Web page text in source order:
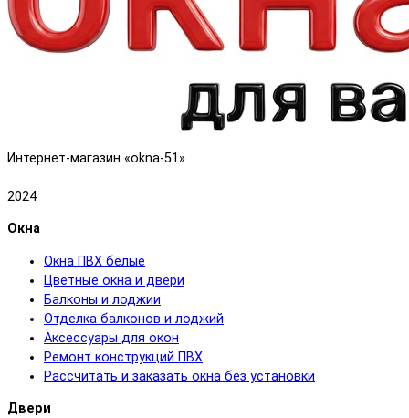
Интернет-магазин «okna-51»
2024
Окна
Окна ПВХ белые
Цветные окна и двери
Балконы и лоджии
Отделка балконов и лоджий
Аксессуары для окон
Ремонт конструкций ПВХ
Рассчитать и заказать окна без установки
Двери